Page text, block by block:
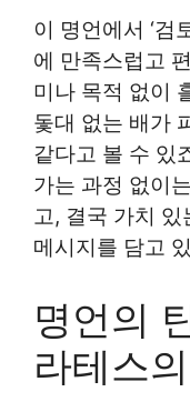
이 명언에서 ‘검
에 만족스럽고
미나 목적 없이
돛대 없는 배가
같다고 볼 수 있
가는 과정 없이
고, 결국 가치
메시지를 담고
명언의
라테스